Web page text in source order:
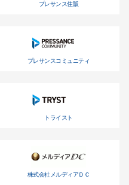
プレサンス住販
プレサンスコミュニティ
トライスト
株式会社メルディアＤＣ